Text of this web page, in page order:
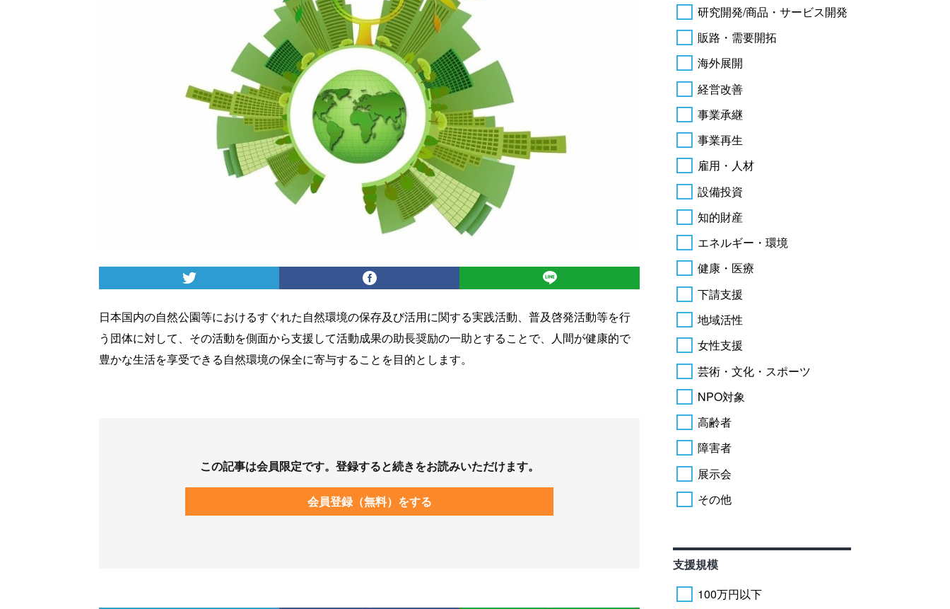
日本国内の自然公園等におけるすぐれた自然環境の保存及び活用に関する実践活動、普及啓発活動等を行
う団体に対して、その活動を側面から支援して活動成果の助長奨励の一助とすることで、人間が健康的で
豊かな生活を享受できる自然環境の保全に寄与することを目的とします。
この記事は会員限定です。登録すると続きをお読みいただけます。
会員登録（無料）をする
研究開発/商品・サービス開発
販路・需要開拓
海外展開
経営改善
事業承継
事業再生
雇用・人材
設備投資
知的財産
エネルギー・環境
健康・医療
下請支援
地域活性
女性支援
芸術・文化・スポーツ
NPO対象
高齢者
障害者
展示会
その他
支援規模
100万円以下